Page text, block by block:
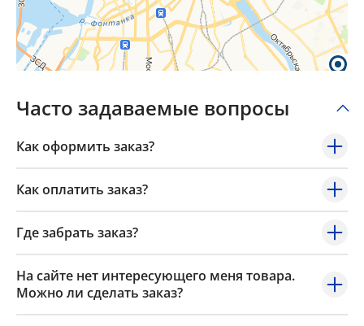
Часто задаваемые вопросы
Как оформить заказ?
Как оплатить заказ?
Где забрать заказ?
На сайте нет интересующего меня товара.
Можно ли сделать заказ?